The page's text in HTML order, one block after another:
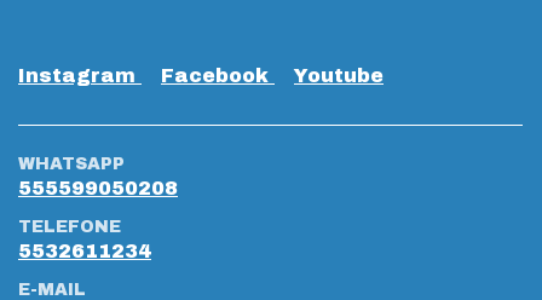
Instagram Facebook Youtube
WHATSAPP
555599050208
TELEFONE
5532611234
E-MAIL